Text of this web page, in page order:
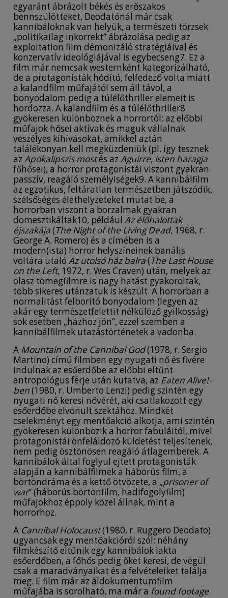
egyaránt ábrázolt békés és erőszakos
bennszülötteket, Deodatónál már csak
kannibáloknak van helyük, a természeti törzsek
„politikailag inkorrekt” ábrázolása pedig az
exploitation film démonizáló stratégiáival és
konzervatív ideológiájával is egybecseng7. Ez a
film már nemcsak westernként kategorizálható,
de a protagonisták hódító, felfedező volta miatt
a kalandfilm műfajától sem áll távol, a
bonyodalom pedig a túlélőthriller elemeit is
hordozza. A kalandfilm és a túlélőthriller8
gyökeresen különböznek a horrortól: az előbbi
műfajok hősei aktívak és maguk vállalnak
veszélyes kihívásokat, amikkel aztán
találékonyan kell megküzdeniük (pl. így tesznek
az Apokalipszis mostés az Aguirre, isten haragja
főhősei), a horror protagonistái viszont gyakran
passzív, reagáló személyiségek9. A kannibálfilm
az egzotikus, feltáratlan természetben játszódik,
szélsőséges élethelyzeteket mutat be, a
horrorban viszont a borzalmak gyakran
domesztikáltak10, például Az élőhalottak
éjszakája(The Night of the Living Dead, 1968, r.
George A. Romero) és a címében is a
modern(ista) horror helyszíneinek banális
voltára utaló Az utolsó ház balra(The Last House
on the Left, 1972, r. Wes Craven) után, melyek az
olasz tömegfilmre is nagy hatást gyakoroltak,
több sikeres utánzatuk is készült. A horrorban a
normalitást felborító bonyodalom (legyen az
akár egy természetfelettit nélkülöző gyilkosság)
sok esetben „házhoz jön”, ezzel szemben a
kannibálfilmek utazástörténetek a vadonba.
A Mountain of the Cannibal God(1978, r. Sergio
Martino) című filmben egy nyugati nő és fivére
indulnak az esőerdőbe az előbbi eltűnt
antropológus férje után kutatva, az Eaten Alive!-
ben(1980, r. Umberto Lenzi) pedig szintén egy
nyugati nő keresi nővérét, aki csatlakozott egy
esőerdőbe elvonult szektához. Mindkét
cselekményt egy mentőakció alkotja, ami szintén
gyökeresen különbözik a horror fabuláitól, mivel
protagonistái önfeláldozó küldetést teljesítenek,
nem pedig ösztönösen reagáló átlagemberek. A
kannibálok által foglyul ejtett protagonisták
alapján a kannibálfilmek a háborús film, a
börtöndráma és a kettő ötvözete, a „prisoner of
war” (háborús börtönfilm, hadifogolyfilm)
műfajokhoz éppoly közel állnak, mint a
horrorhoz.
A Cannibal Holocaust(1980, r. Ruggero Deodato)
ugyancsak egy mentőakcióról szól: néhány
filmkészítő eltűnik egy kannibálok lakta
esőerdőben, a főhős pedig őket keresi, de végül
csak a maradványaikat és a felvételeiket találja
meg. E film már az áldokumentumfilm
műfajába is sorolható, ma már a found footage